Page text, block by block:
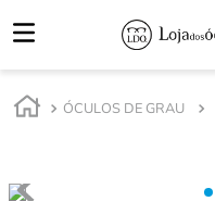
ÓCULOS DE GRAU